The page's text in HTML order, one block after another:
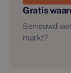
3-
Ben jij op zoek
zoekt! Dit
Gratis
Benieuwd
markt?